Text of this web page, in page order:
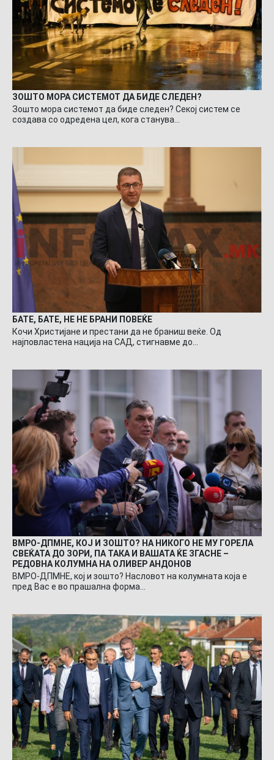
ЗОШТО МОРА СИСТЕМОТ ДА БИДЕ СЛЕДЕН?
Зошто мора системот да биде следен? Секој систем се
создава со одредена цел, кога станува…
БАТЕ, БАТЕ, НЕ НЕ БРАНИ ПОВЕЌЕ
Кочи Христијане и престани да не браниш веќе. Од
најповластена нација на САД, стигнавме до…
ВМРО-ДПМНЕ, КОЈ И ЗОШТО? НА НИКОГО НЕ МУ ГОРЕЛА
СВЕЌАТА ДО ЗОРИ, ПА ТАКА И ВАШАТА ЌЕ ЗГАСНЕ –
РЕДОВНА КОЛУМНА НА ОЛИВЕР АНДОНОВ
ВМРО-ДПМНЕ, кој и зошто? Насловот на колумната која е
пред Вас е во прашална форма…